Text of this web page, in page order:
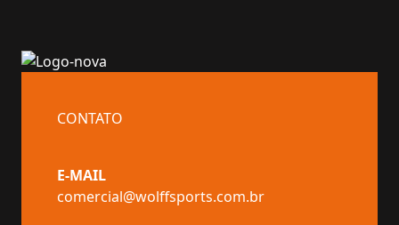
CONTATO
E-MAIL
comercial@wolffsports.com.br